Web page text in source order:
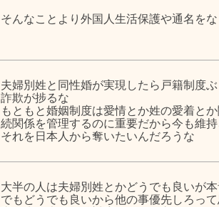
そんなことより外国人生活保護や通名をな
夫婦別姓と同性婚が実現したら戸籍制度
詐欺が捗るな
もともと婚姻制度は愛情とか姓の愛着と
続関係を管理するのに重要だから今も維
それを日本人から奪いたいんだろうな
大半の人は夫婦別姓とかどうでも良いが本
でもどうでも良いから他の事優先しろっ